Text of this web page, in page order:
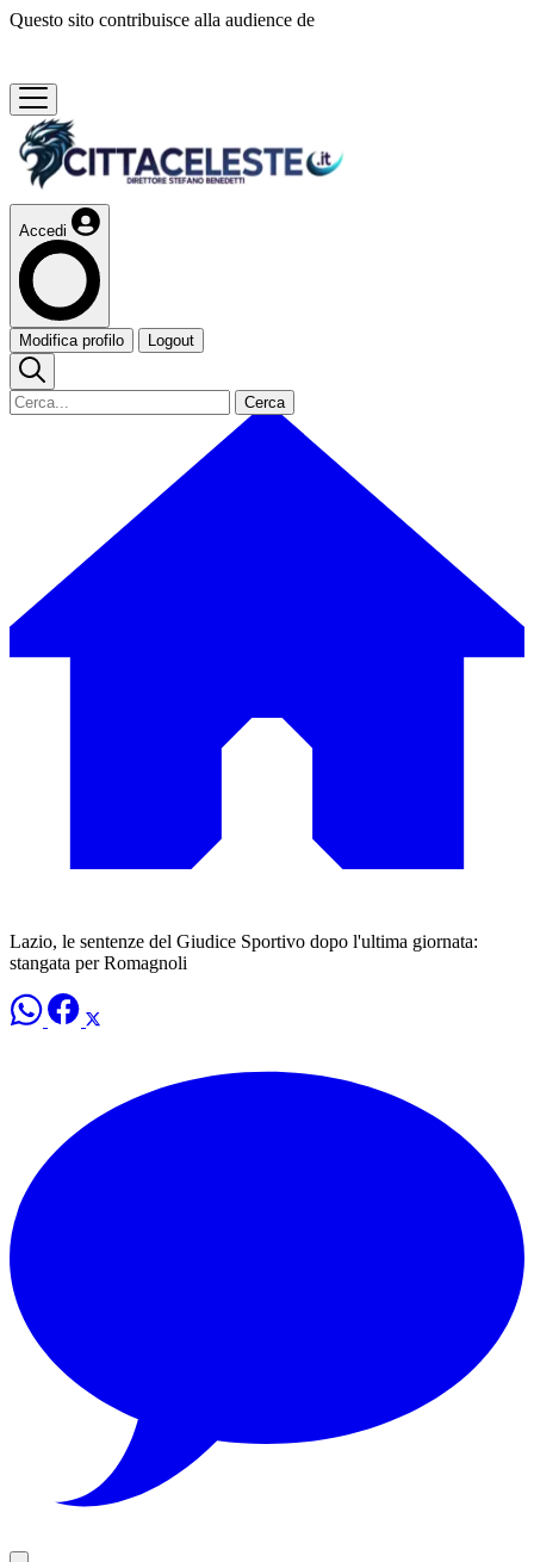
Questo sito contribuisce alla audience de
Accedi
Modifica profilo Logout
Cerca
Lazio, le sentenze del Giudice Sportivo dopo l'ultima giornata:
stangata per Romagnoli